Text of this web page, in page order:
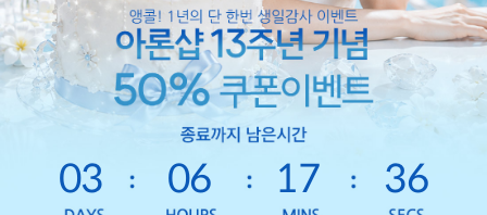
03 06 17 33